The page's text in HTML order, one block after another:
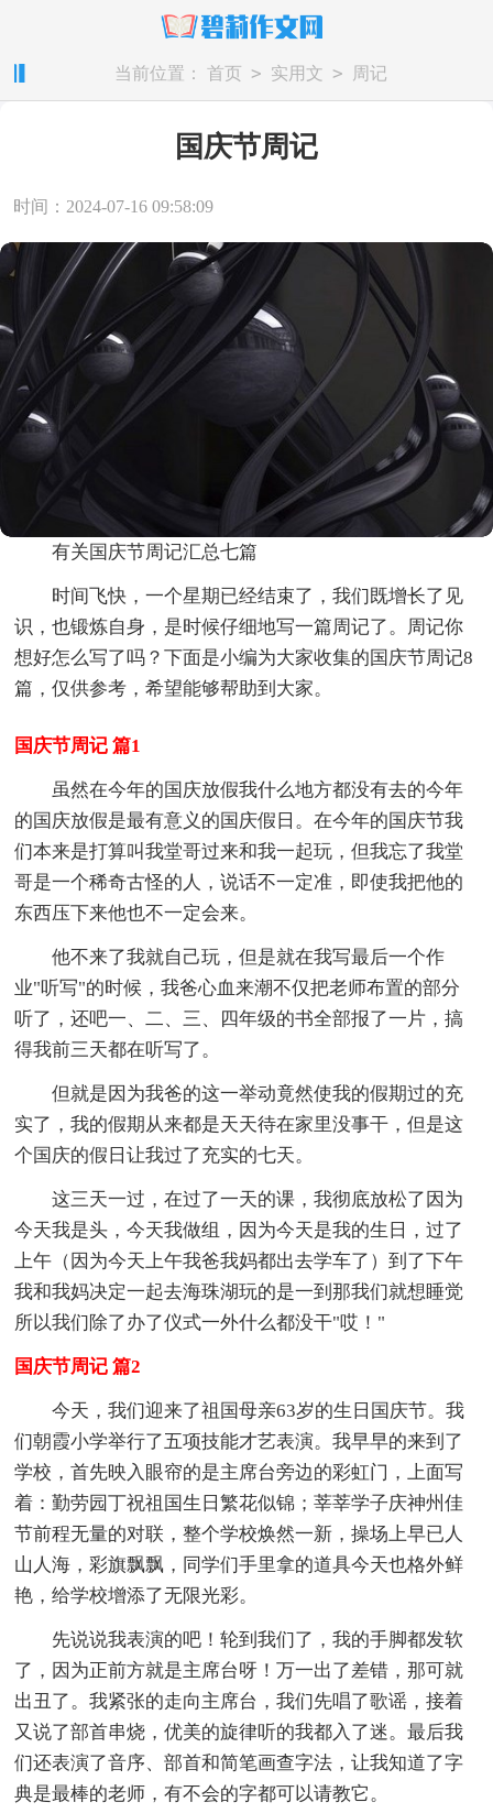
当前位置： 首页 > 实用文 > 周记
国庆节周记
时间：2024-07-16 09:58:09
有关国庆节周记汇总七篇
时间飞快，一个星期已经结束了，我们既增长了见
识，也锻炼自身，是时候仔细地写一篇周记了。周记你
想好怎么写了吗？下面是小编为大家收集的国庆节周记8
篇，仅供参考，希望能够帮助到大家。
国庆节周记 篇1
虽然在今年的国庆放假我什么地方都没有去的今年
的国庆放假是最有意义的国庆假日。在今年的国庆节我
们本来是打算叫我堂哥过来和我一起玩，但我忘了我堂
哥是一个稀奇古怪的人，说话不一定准，即使我把他的
东西压下来他也不一定会来。
他不来了我就自己玩，但是就在我写最后一个作
业"听写"的时候，我爸心血来潮不仅把老师布置的部分
听了，还吧一、二、三、四年级的书全部报了一片，搞
得我前三天都在听写了。
但就是因为我爸的这一举动竟然使我的假期过的充
实了，我的假期从来都是天天待在家里没事干，但是这
个国庆的假日让我过了充实的七天。
这三天一过，在过了一天的课，我彻底放松了因为
今天我是头，今天我做组，因为今天是我的生日，过了
上午（因为今天上午我爸我妈都出去学车了）到了下午
我和我妈决定一起去海珠湖玩的是一到那我们就想睡觉
所以我们除了办了仪式一外什么都没干"哎！"
国庆节周记 篇2
今天，我们迎来了祖国母亲63岁的生日国庆节。我
们朝霞小学举行了五项技能才艺表演。我早早的来到了
学校，首先映入眼帘的是主席台旁边的彩虹门，上面写
着：勤劳园丁祝祖国生日繁花似锦；莘莘学子庆神州佳
节前程无量的对联，整个学校焕然一新，操场上早已人
山人海，彩旗飘飘，同学们手里拿的道具今天也格外鲜
艳，给学校增添了无限光彩。
先说说我表演的吧！轮到我们了，我的手脚都发软
了，因为正前方就是主席台呀！万一出了差错，那可就
出丑了。我紧张的走向主席台，我们先唱了歌谣，接着
又说了部首串烧，优美的旋律听的我都入了迷。最后我
们还表演了音序、部首和简笔画查字法，让我知道了字
典是最棒的老师，有不会的字都可以请教它。